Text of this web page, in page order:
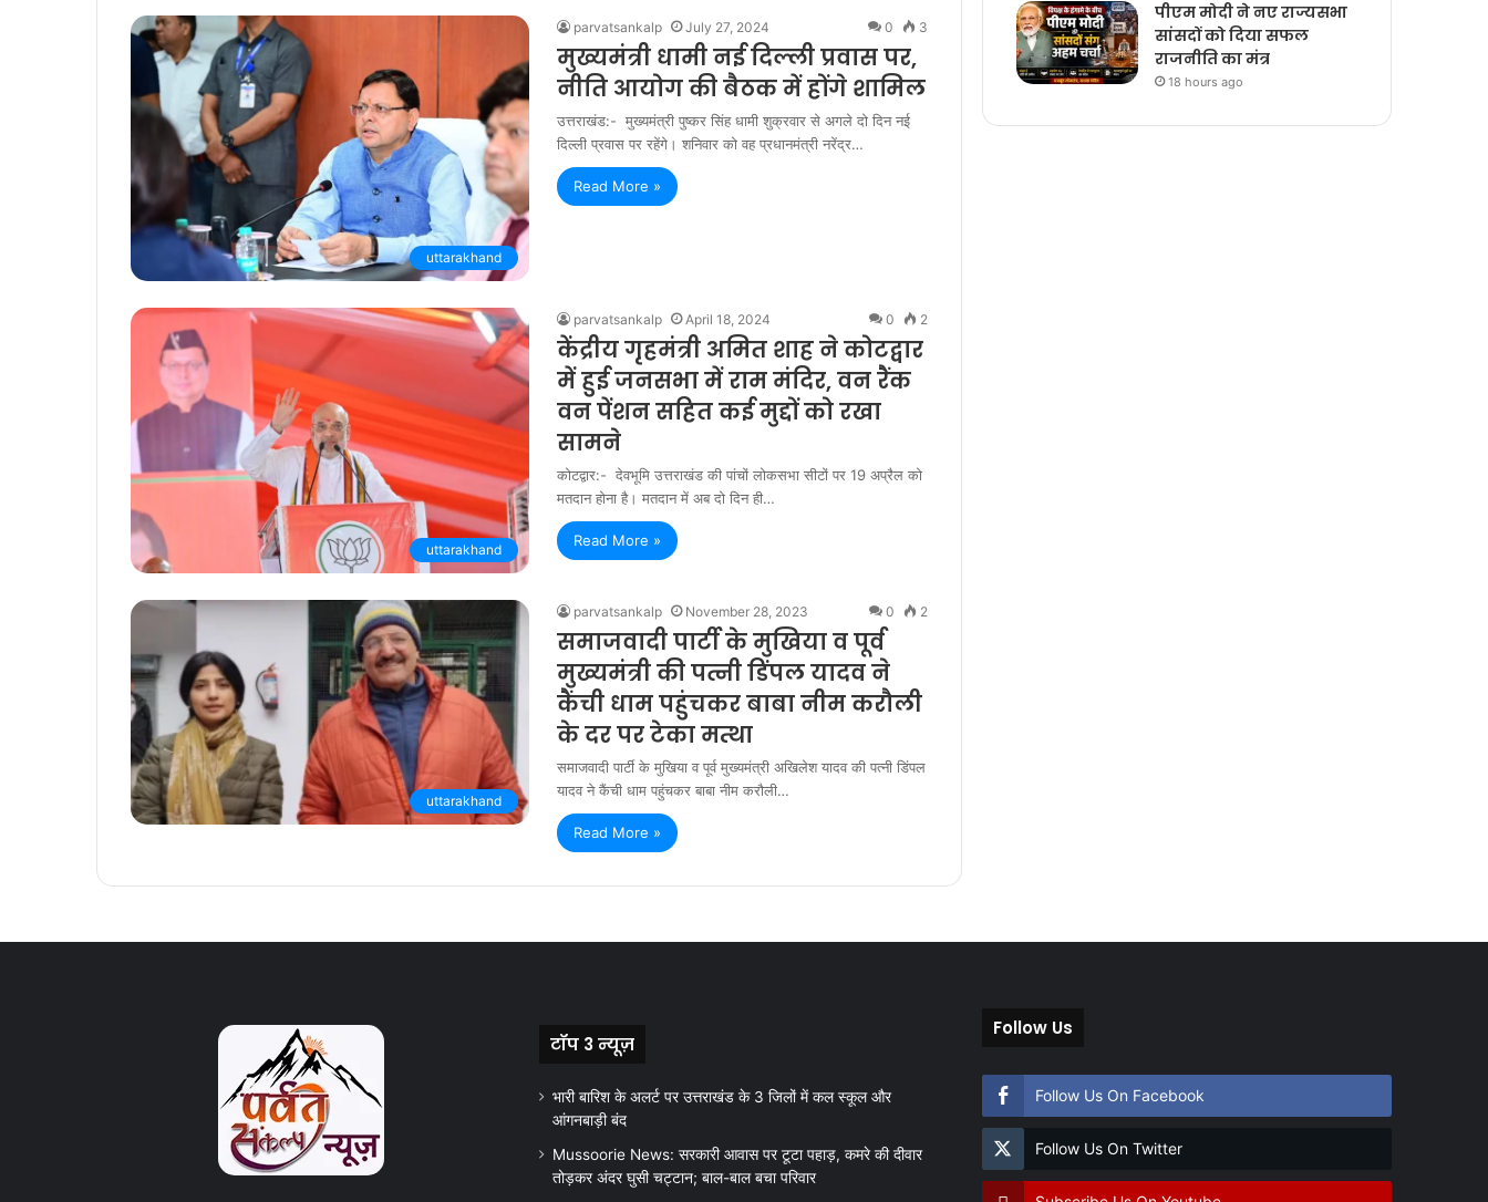
uttarakhand
parvatsankalp July 27, 2024 0 3
मुख्यमंत्री धामी नई दिल्ली प्रवास पर,
नीति आयोग की बैठक में होंगे शामिल
उत्तराखंड:- मुख्यमंत्री पुष्कर सिंह धामी शुक्रवार से अगले दो दिन नई
दिल्ली प्रवास पर रहेंगे। शनिवार को वह प्रधानमंत्री नरेंद्र…
Read More »
uttarakhand
parvatsankalp April 18, 2024 0 2
केंद्रीय गृहमंत्री अमित शाह ने कोटद्वार
में हुई जनसभा में राम मंदिर, वन रैंक
वन पेंशन सहित कई मुद्दों को रखा
सामने
कोटद्वार:- देवभूमि उत्तराखंड की पांचों लोकसभा सीटों पर 19 अप्रैल को
मतदान होना है। मतदान में अब दो दिन ही…
Read More »
uttarakhand
parvatsankalp November 28, 2023 0 2
समाजवादी पार्टी के मुखिया व पूर्व
मुख्यमंत्री की पत्नी डिंपल यादव ने
कैंची धाम पहुंचकर बाबा नीम करौली
के दर पर टेका मत्था
समाजवादी पार्टी के मुखिया व पूर्व मुख्यमंत्री अखिलेश यादव की पत्नी डिंपल
यादव ने कैंची धाम पहुंचकर बाबा नीम करौली…
Read More »
पीएम मोदी ने नए राज्यसभा
सांसदों को दिया सफल
राजनीति का मंत्र
18 hours ago
टॉप 3 न्यूज़
भारी बारिश के अलर्ट पर उत्तराखंड के 3 जिलों में कल स्कूल और
आंगनबाड़ी बंद
Mussoorie News: सरकारी आवास पर टूटा पहाड़, कमरे की दीवार
तोड़कर अंदर घुसी चट्टान; बाल-बाल बचा परिवार
Follow Us
Follow Us On Facebook
Follow Us On Twitter